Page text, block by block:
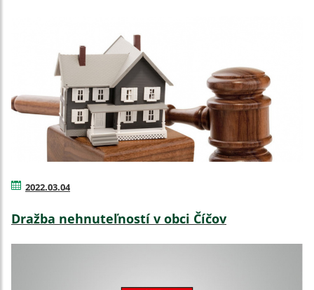
2022.03.04
Dražba nehnuteľností v obci Číčov